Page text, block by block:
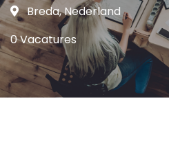
Breda, Nederland
0 Vacatures